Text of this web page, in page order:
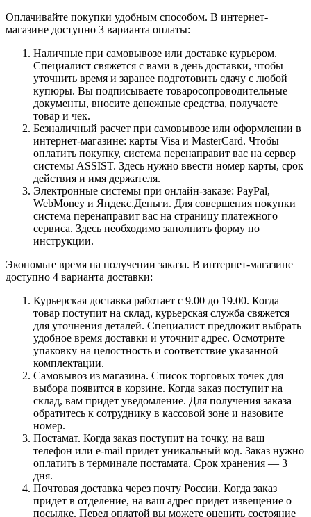
Оплачивайте покупки удобным способом. В интернет-
магазине доступно 3 варианта оплаты:
Наличные при самовывозе или доставке курьером.
Специалист свяжется с вами в день доставки, чтобы
уточнить время и заранее подготовить сдачу с любой
купюры. Вы подписываете товаросопроводительные
документы, вносите денежные средства, получаете
товар и чек.
Безналичный расчет при самовывозе или оформлении в
интернет-магазине: карты Visa и MasterCard. Чтобы
оплатить покупку, система перенаправит вас на сервер
системы ASSIST. Здесь нужно ввести номер карты, срок
действия и имя держателя.
Электронные системы при онлайн-заказе: PayPal,
WebMoney и Яндекс.Деньги. Для совершения покупки
система перенаправит вас на страницу платежного
сервиса. Здесь необходимо заполнить форму по
инструкции.
Экономьте время на получении заказа. В интернет-магазине
доступно 4 варианта доставки:
Курьерская доставка работает с 9.00 до 19.00. Когда
товар поступит на склад, курьерская служба свяжется
для уточнения деталей. Специалист предложит выбрать
удобное время доставки и уточнит адрес. Осмотрите
упаковку на целостность и соответствие указанной
комплектации.
Самовывоз из магазина. Список торговых точек для
выбора появится в корзине. Когда заказ поступит на
склад, вам придет уведомление. Для получения заказа
обратитесь к сотруднику в кассовой зоне и назовите
номер.
Постамат. Когда заказ поступит на точку, на ваш
телефон или e-mail придет уникальный код. Заказ нужно
оплатить в терминале постамата. Срок хранения — 3
дня.
Почтовая доставка через почту России. Когда заказ
придет в отделение, на ваш адрес придет извещение о
посылке. Перед оплатой вы можете оценить состояние